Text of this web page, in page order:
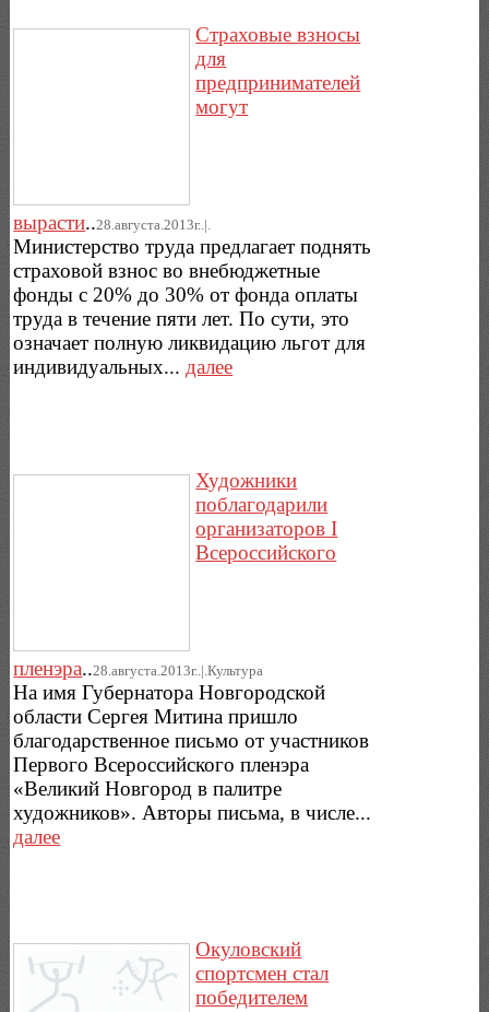
Страховые взносы
для
предпринимателей
могут
вырасти..28.августа.2013г..|.
Министерство труда предлагает поднять
страховой взнос во внебюджетные
фонды с 20% до 30% от фонда оплаты
труда в течение пяти лет. По сути, это
означает полную ликвидацию льгот для
индивидуальных...далее
Художники
поблагодарили
организаторов I
Всероссийского
пленэра..28.августа.2013г..|.Культура
На имя Губернатора Новгородской
области Сергея Митина пришло
благодарственное письмо от участников
Первого Всероссийского пленэра
«Великий Новгород в палитре
художников». Авторы письма, в числе...
далее
Окуловский
спортсмен стал
победителем